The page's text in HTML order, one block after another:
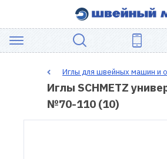
ШВЕЙНОЕ
ОБОРУДОВАНИЕ
Иглы для швейных машин и
Иглы SCHMETZ
№70-110 (10)